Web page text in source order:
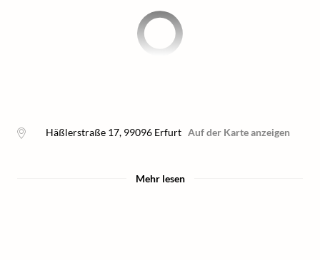
Häßlerstraße 17, 99096 Erfurt Auf der Karte anzeigen
Mehr lesen